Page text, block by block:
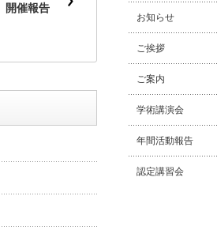
開催報告
お知らせ
ご挨拶
ご案内
学術講演会
年間活動報告
認定講習会